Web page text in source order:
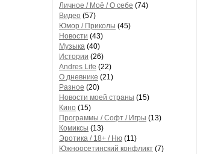
Личное / Моё / О себе (74)
Видео (57)
Юмор / Приколы (45)
Новости (43)
Музыка (40)
Истории (26)
Andres Life (22)
О дневнике (21)
Разное (20)
Новости моей страны (15)
Кино (15)
Программы / Софт / Игры (13)
Комиксы (13)
Эротика / 18+ / Ню (11)
Южноосетинский конфликт (7)